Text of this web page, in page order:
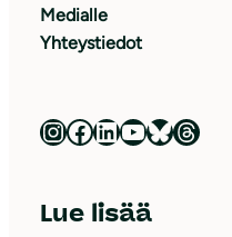
Medialle
Yhteystiedot
Luonnonsuojeluliitto Instagramissa Luonnonsuojeluliitto Facebookissa Luonnonsuojeluliitto LinkedInissä Luonnonsuojeluliiton YouTube-kanava Luonnonsuojeluliitto Blueskyssa Luonnonsuojeluliitto Threadsissa
Lue lisää